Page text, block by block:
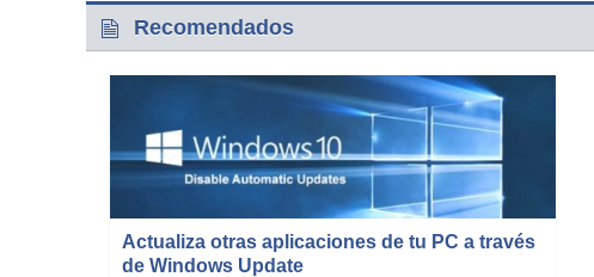
Recomendados
Actualiza otras aplicaciones de tu PC a través
de Windows Update